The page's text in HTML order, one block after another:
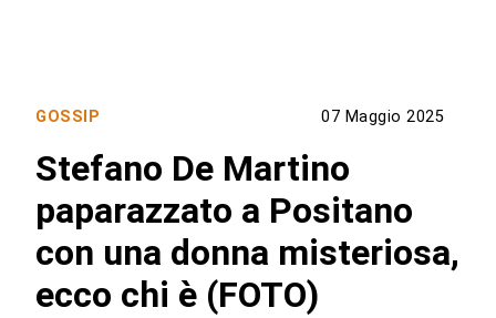
GOSSIP 07 Maggio 2025
Stefano De Martino
paparazzato a Positano
con una donna misteriosa,
ecco chi è (FOTO)